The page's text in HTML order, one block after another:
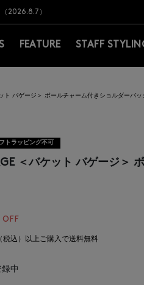
送料無料！お買い物の際は会員登録を！
2026.8.7）
）
て送料無料！お買い物の際は会員登録を！
FEATURE STAFF
ト バゲージ＞ ボールチャーム付きショルダーバッ
トラッピング不可
＜バケット バゲージ＞
税込）以上ご購入で送料無料
中